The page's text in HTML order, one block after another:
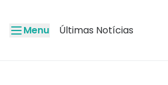
Menu Últimas Notícias